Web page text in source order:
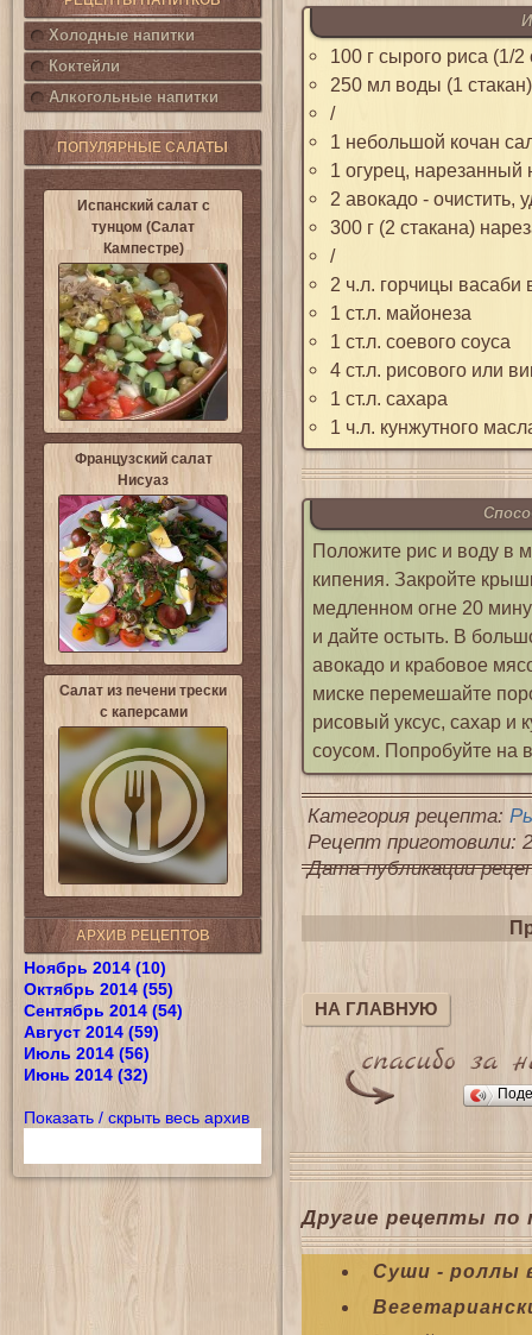
Холодные напитки
Коктейли
Алкогольные напитки
ПОПУЛЯРНЫЕ САЛАТЫ
Испанский салат с
тунцом (Салат
Кампестре)
Французский салат
Нисуаз
Салат из печени трески
с каперсами
АРХИВ РЕЦЕПТОВ
Ноябрь 2014 (10)
Октябрь 2014 (55)
Сентябрь 2014 (54)
Август 2014 (59)
Июль 2014 (56)
Июнь 2014 (32)
Показать / скрыть весь архив
100 г сырого риса (1/2
250 мл воды (1 стакан)
/
1 небольшой кочан
1 огурец, нарезанный
2 авокадо - очистить,
300 г (2 стакана)
/
2 ч.л. горчицы васаби
1 ст.л. майонеза
1 ст.л. соевого соуса
4 ст.л. рисового или
1 ст.л. сахара
1 ч.л. кунжутного
Положите рис и воду в
кипения. Закройте
медленном огне 20
и дайте остыть. В
авокадо и крабовое
миске перемешайте
рисовый уксус, сахар и
соусом. Попробуйте на
Категория рецепта:
Рецепт приготовили:
Дата публикации
НА ГЛАВНУЮ
Другие рецепты по
Суши - роллы